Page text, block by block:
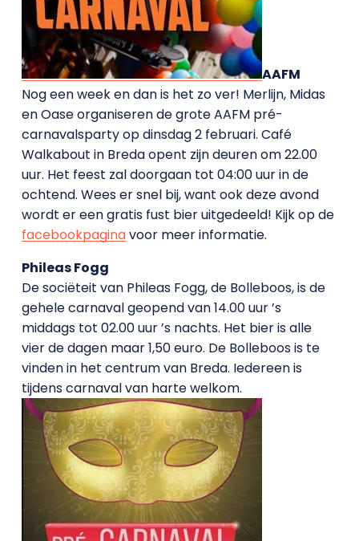
AAFM
Nog een week en dan is het zo ver! Merlijn, Midas
en Oase organiseren de grote AAFM pré-
carnavalsparty op dinsdag 2 februari. Café
Walkabout in Breda opent zijn deuren om 22.00
uur. Het feest zal doorgaan tot 04:00 uur in de
ochtend. Wees er snel bij, want ook deze avond
wordt er een gratis fust bier uitgedeeld! Kijk op de
facebookpaginavoor meer informatie.
Phileas Fogg
De sociëteit van Phileas Fogg, de Bolleboos, is de
gehele carnaval geopend van 14.00 uur ’s
middags tot 02.00 uur ’s nachts. Het bier is alle
vier de dagen maar 1,50 euro. De Bolleboos is te
vinden in het centrum van Breda. Iedereen is
tijdens carnaval van harte welkom.